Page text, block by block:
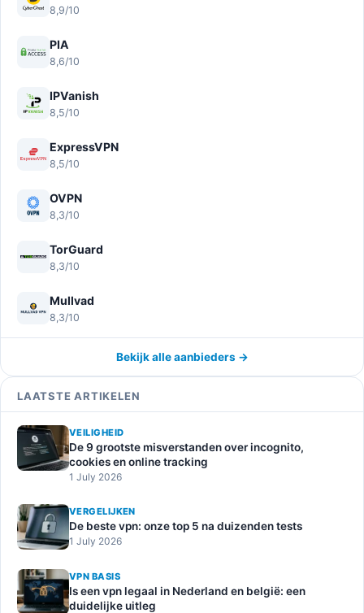
8,9/10
PIA
8,6/10
IPVanish
8,5/10
ExpressVPN
8,5/10
OVPN
8,3/10
TorGuard
8,3/10
Mullvad
8,3/10
Bekijk alle aanbieders →
LAATSTE ARTIKELEN
VEILIGHEID
De 9 grootste misverstanden over incognito,
cookies en online tracking
1 July 2026
VERGELIJKEN
De beste vpn: onze top 5 na duizenden tests
1 July 2026
VPN BASIS
Is een vpn legaal in Nederland en belgië: een
duidelijke uitleg